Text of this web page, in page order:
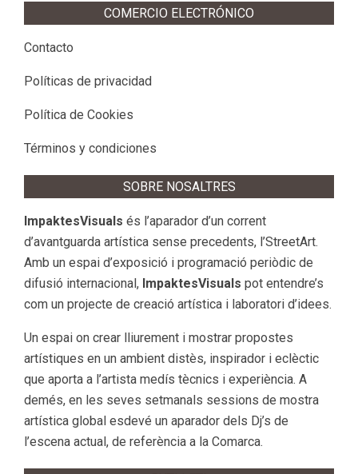
COMERCIO ELECTRÓNICO
Contacto
Políticas de privacidad
Política de Cookies
Términos y condiciones
SOBRE NOSALTRES
ImpaktesVisuals és l’aparador d’un corrent
d’avantguarda artística sense precedents, l’StreetArt.
Amb un espai d’exposició i programació periòdic de
difusió internacional, ImpaktesVisuals pot entendre’s
com un projecte de creació artística i laboratori d’idees.
Un espai on crear lliurement i mostrar propostes
artístiques en un ambient distès, inspirador i eclèctic
que aporta a l’artista medís tècnics i experiència. A
demés, en les seves setmanals sessions de mostra
artística global esdevé un aparador dels Dj’s de
l’escena actual, de referència a la Comarca.